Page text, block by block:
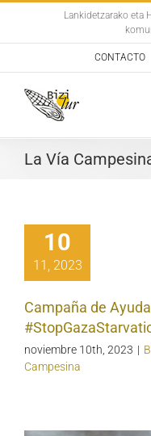
Lankidetzarako eta
CONTACTO
La Vía
10
11, 2023
Campaña de
noviembre 10th, 2023 |
Campesina